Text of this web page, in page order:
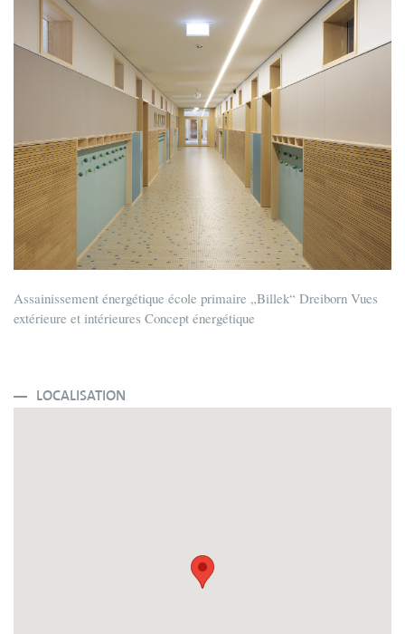
Assainissement énergétique école primaire „Billek“ Dreiborn Vues
extérieure et intérieures Concept énergétique
LOCALISATION